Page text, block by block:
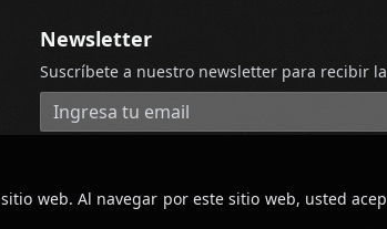
web. Al navegar por este sitio web, usted
Newsletter
Suscríbete a nuestro newsletter para recibir
Dirección de correo electrónico